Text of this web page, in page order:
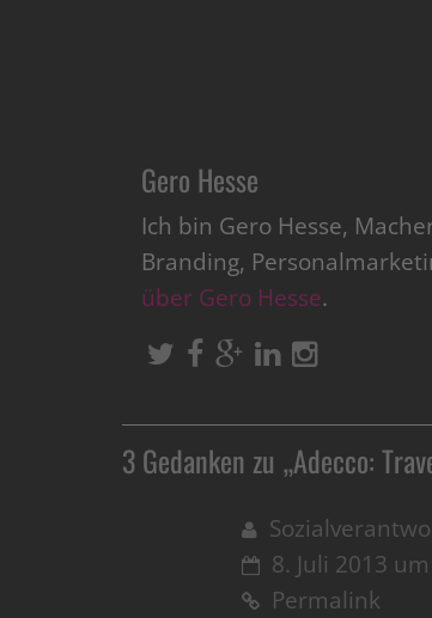
Gero Hesse
Ich bin Gero Hesse,
Branding,
über Gero Hesse.
3 Gedanken zu „Adecco:
8. Juli 2013
Permalink